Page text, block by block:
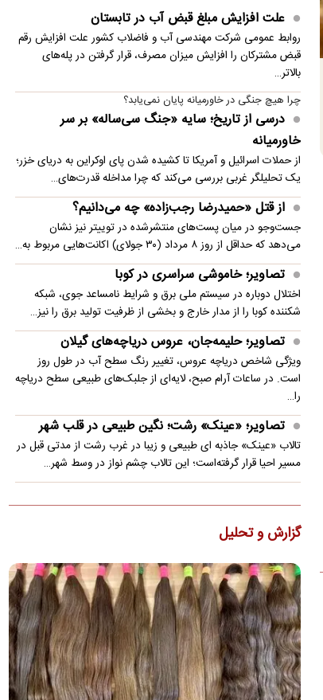
مورد عجیب دینار عراق بعد از اربعین ۱۴۰۵
از قتل «حمیدرضا رجب‌زاده» چه می‌دانیم؟
در انتظار بررسی دیوان عالی کشور
لحظه انفجار مرگبار در جرمانا سوریه
آخرین وضعیت ساختمان‌های آسیب‌دیده در جنگ/
آغاز ساخت پارکینگ - پناهگاه‌ها در تهران
حضور یک هما بر سر لاشه‌ کل وحشی
علت افزایش مبلغ قبض آب در تابستان
روابط عمومی شرکت مهندسی آب و فاضلاب کشور علت افزایش رقم
قبض مشترکان را افزایش میزان مصرف، قرار گرفتن در پله‌های
بالاتر…
چرا هیچ جنگی در خاورمیانه پایان نمی‌یابد؟
درسی از تاریخ؛ سایه «جنگ سی‌ساله» بر سر
خاورمیانه
از حملات اسرائیل و آمریکا تا کشیده شدن پای اوکراین به دریای خزر؛
یک تحلیلگر غربی بررسی می‌کند که چرا مداخله قدرت‌های…
از قتل «حمیدرضا رجب‌زاده» چه می‌دانیم؟
جست‌وجو در میان پست‌های منتشرشده در توییتر نیز نشان
می‌دهد که حداقل از روز ۸ مرداد (۳۰ جولای) اکانت‌هایی مربوط به…
تصاویر؛ خاموشی سراسری در کوبا
اختلال دوباره در سیستم ملی برق و شرایط نامساعد جوی، شبکه
شکننده کوبا را از مدار خارج و بخشی از ظرفیت تولید برق را نیز…
تصاویر؛ حلیمه‌جان، عروس دریاچه‌های گیلان
ویژگی شاخص دریاچه عروس، تغییر رنگ سطح آب در طول روز
است. در ساعات آرام صبح، لایه‌ای از جلبک‌های طبیعی سطح دریاچه
را…
تصاویر؛ «عینک» رشت؛ نگین طبیعی در قلب شهر
تالاب «عینک» جاذبه ای طبیعی و زیبا در غرب رشت از مدتی قبل در
مسیر احیا قرار گرفته‌است؛ این تالاب چشم نواز در وسط شهر…
شهید علی لاریجانی در بخشی از این دست‌نوشته‌ها یادآور شده:
آینده تنگه هرمز از نگاه احمد زیدآبادی/ یک سخن،
دو منظور
احمد زیدآبادی گفت: «مقام‌های ایران و آمریکا هر دو می‌گویند که
تنگه‌ی هرمز دیگر به وضعیت سابق خود باز نخواهد گشت!…
تأیید ربایش و قتل مداح «حمیدرضا رجب‌زاده»
یک منبع با تأیید حادثه ربایش و قتل حمیدرضا رجب‌زاده اعلام کرد:
گزارش و تحلیل